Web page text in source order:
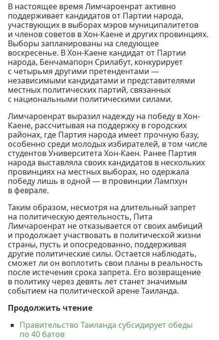
В настоящее время Лимчароенрат активно
поддерживает кандидатов от Партии народа,
участвующих в выборах мэров муниципалитетов
и членов советов в Хон-Каене и других провинциях.
Выборы запланированы на следующее
воскресенье. В Хон-Каене кандидат от Партии
народа, Бенчамапорн Срилабут, конкурирует
с четырьмя другими претендентами —
независимыми кандидатами и представителями
местных политических партий, связанных
с национальными политическими силами.
Лимчароенрат выразил надежду на победу в Хон-
Каене, рассчитывая на поддержку в городских
районах, где Партия народа имеет прочную базу,
особенно среди молодых избирателей, в том числе
студентов Университета Хон-Каен. Ранее Партия
народа выставляла своих кандидатов в нескольких
провинциях на местных выборах, но одержала
победу лишь в одной — в провинции Лампхун
в феврале.
Таким образом, несмотря на длительный запрет
на политическую деятельность, Пита
Лимчароенрат не отказывается от своих амбиций
и продолжает участвовать в политической жизни
страны, пусть и опосредованно, поддерживая
другие политические силы. Остается наблюдать,
сможет ли он воплотить свои планы в реальность
после истечения срока запрета. Его возвращение
в политику через девять лет станет значимым
событием на политической арене Таиланда.
Продолжить чтение
Правительство Таиланда субсидирует обеды
по 40 батов